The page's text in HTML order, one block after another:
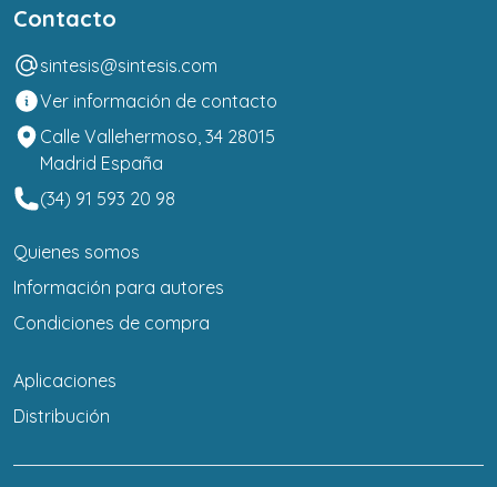
Contacto
sintesis@sintesis.com
Ver información de contacto
Calle Vallehermoso, 34 28015
Madrid España
(34) 91 593 20 98
Quienes somos
Información para autores
Condiciones de compra
Aplicaciones
Distribución